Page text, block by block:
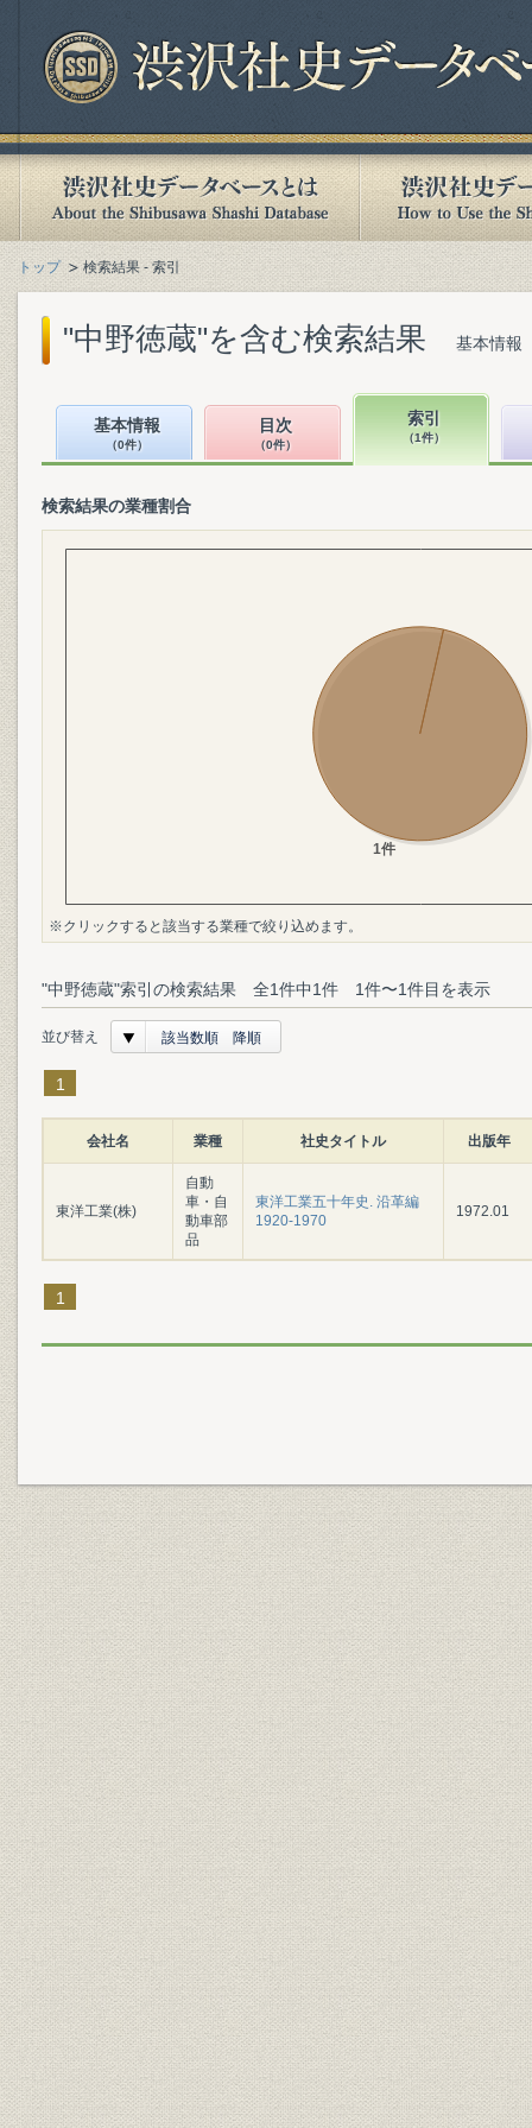
トップ 検索結果 - 索引
"中野徳蔵"を含む検索結果 基本情報
基本情報
（0件）
目次
（0件）
索引
（1件）
検索結果の業種割合
※クリックすると該当する業種で絞り込めます。
"中野徳蔵"索引の検索結果 全1件中1件 1件〜1件目を表示
並び替え 該当数順 降順
1
会社名 業種 社史タイトル 出版年
東洋工業(株)
自動
車・自
動車部
品
東洋工業五十年史. 沿革編
1920-1970
1972.01
1